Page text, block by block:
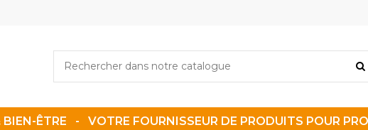
BIEN-ÊTRE - VOTRE FOURNISSEUR DE PRODUITS POUR